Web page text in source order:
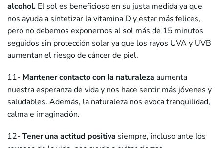
alcohol. El sol es beneficioso en su justa medida ya que
nos ayuda a sintetizar la vitamina D y estar más felices,
pero no debemos exponernos al sol más de 15 minutos
seguidos sin protección solar ya que los rayos UVA y UVB
aumentan el riesgo de cáncer de piel.
11- Mantenercontacto con la naturaleza aumenta
nuestra esperanza de vida y nos hace sentir más jóvenes y
saludables. Además, la naturaleza nos evoca tranquilidad,
calma e imaginación.
12- Tener una actitud positiva siempre, incluso ante los